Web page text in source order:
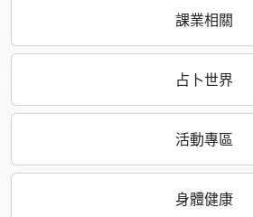
課業相關
占卜世界
活動專區
身體健康